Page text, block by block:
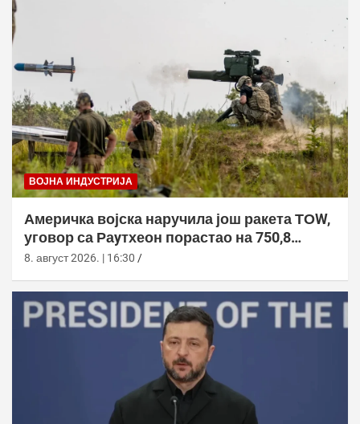
ВОЈНА ИНДУСТРИЈА
Америчка војска наручила још ракета ТОW,
уговор са Раyтхеон порастао на 750,8
милиона долара
8. август 2026. | 16:30